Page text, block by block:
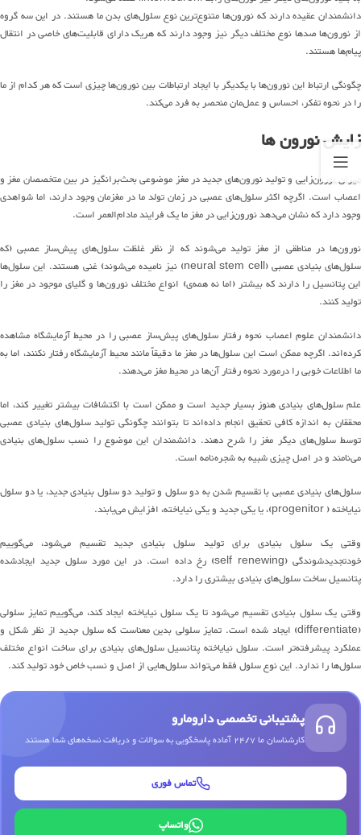
دانشمندانعقیده دارندکهنورونهامتنوعتریننوع سلول‌هایبدنماهستند. در این سهگروه
ازنورونهاصدها نوع مختلفدیگر نیز وجوددارندکه هریک دارای قابلیتهایخاصیدر انتقال
پیام‌هاهستند.
چگونگیارتباط ایننورونهابا یکدیگر با ایجاد ارتباطاتبین نورون‌هاچیزی است کههر کدام ازما
را در نحوه تفکر، احساس و عمل‌مانمنحصر به فردمیکند.
زایش نورون ها
میزان نورون‌زایی و تولیدنورونهایجدید در مغز موضوعیبحثبرانگیزدر بین متخصصان مغز و
اعصاب است. اگرچه اکثرسلولهایعصبی در زمانتولدمادر مغزمانوجوددارند، اما شواهدی
وجود دارد که نشانمیدهدنورون‌زاییدر مغز مایک فرایندمادامالعمراست.
نورونهادر مناطقی از مغزتولید میشوند که از نظرغلظتسلولهای پیشسازعصبی (که
سلولهایبنیادی عصبی(neural stem cell) نیز نامیدهمیشوند)غنی هستند. اینسلولها
این پتانسیل را دارند که بیشتر(اما نه همه‌ی) انواع مختلفنورونهاو گلیای موجود در مغز را
تولید کنند.
دانشمندان علوم اعصاب نحوه رفتارسلولهای پیشسازعصبی را در محیطآزمایشگاه مشاهده
کردهاند. اگرچه ممکن است اینسلولهادر مغزمادقیقاًمانند محیط آزمایشگاهرفتار نکنند، امابه
مااطلاعاتخوبی رادرمورد نحوه رفتارآنهادر محیط مغزمی‌دهند.
علمسلولهای بنیادی هنوز بسیار جدید است و ممکن است با اکتشافات بیشتر تغییر کند، اما
محققان به اندازه کافیتحقیق انجام داده‌اندتا بتوانند چگونگیتولیدسلولهای بنیادی عصبی
توسطسلولهای دیگر مغز را شرح دهند. دانشمندان این موضوع را نسب سلولهایبنیادی
مینامندو در اصلچیزیشبیه بهشجرهنامهاست.
سلولهایبنیادی عصبی با تقسیمشدنبه دوسلول و تولید دو سلول بنیادی جدید، یا دو سلول
نیایاخته( progenitor) ، یا یکیجدید و یکینیایاخته، افزایشمییابند.
وقتی یک سلول بنیادی برای تولید سلول بنیادیجدید تقسیم میشود، می‌گوییم
خودتجدیدشوندگی(self renewing) رخ داده است.در این موردسلول جدید ایجادشده
پتانسیل ساختسلولهایبنیادی بیشتری را دارد.
وقتی یک سلول بنیادی تقسیم میشودتا یک سلولنیایاخته ایجاد کند، می‌گوییم تمایز سلولی
(differentiate)
ایجاد شده است. تمایزسلولی بدین معناست که سلول جدید از نظر شکل و
عملکرد پیشرفته‌تر است. سلولنیایاخته پتانسیل سلول‌های بنیادی برای ساخت انواع مختلف
سلول‌ها راندارد. این نوع سلولفقطمیتواندسلولهاییاز اصل ونسب خاص خودتولید کند.
پشتیبانی تخصصی دارومارو
کارشناسان ما 24/7 آماده پاسخگویی به سوالات و دریافت نسخه‌های شما هستند
تماس فوری
واتساپ